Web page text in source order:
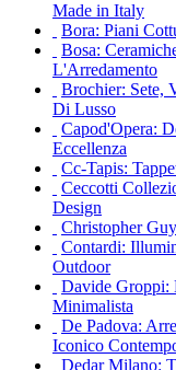
Made in Italy
Bora: Piani
Bosa:
L'Arredamento
Brochier: Sete,
Di Lusso
Capod'Opera:
Eccellenza
Cc-Tapis:
Ceccotti
Design
Christopher
Contardi:
Outdoor
Davide Groppi:
Minimalista
De Padova:
Iconico
Dedar Milano: